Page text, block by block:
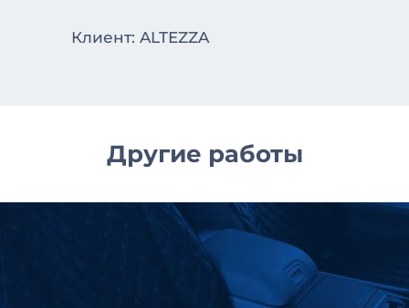
Клиент: ALTEZZA
Другие работы